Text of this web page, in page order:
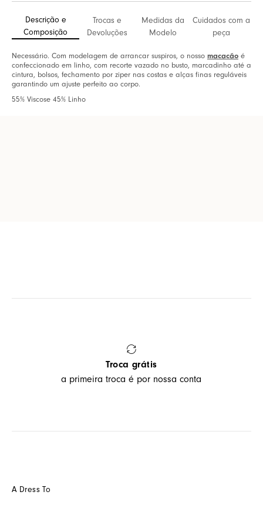
Descrição e
Composição
Trocas e
Devoluções
Medidas da
Modelo
Cuidados com a
peça
Necessário. Com modelagem de arrancar suspiros, o nosso macacão é
confeccionado em linho, com recorte vazado no busto, marcadinho até a
cintura, bolsos, fechamento por ziper nas costas e alças finas reguláveis
garantindo um ajuste perfeito ao corpo.
55% Viscose 45% Linho
Troca grátis
a primeira troca é por nossa conta
A Dress To